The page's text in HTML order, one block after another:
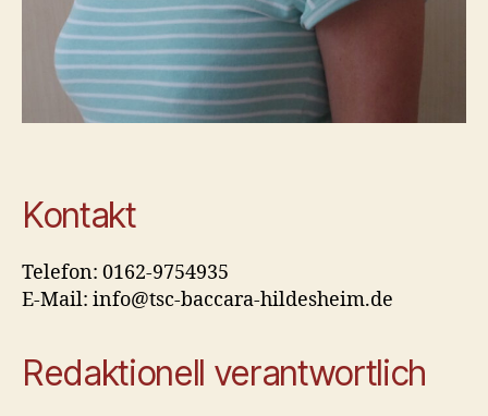
Kontakt
Telefon: 0162-9754935
E-Mail: info@tsc-baccara-hildesheim.de
Redaktionell verantwortlich